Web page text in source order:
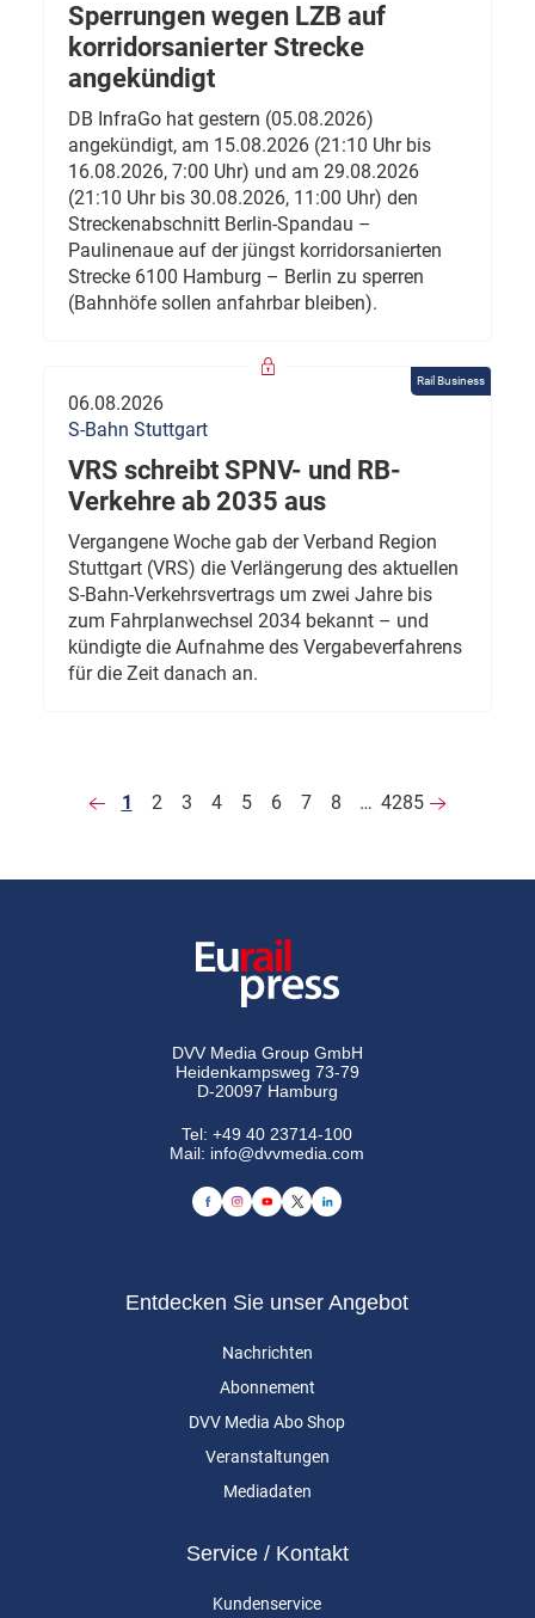
Sperrungen wegen LZB auf
korridorsanierter Strecke
angekündigt
DB InfraGo hat gestern (05.08.2026)
angekündigt, am 15.08.2026 (21:10 Uhr bis
16.08.2026, 7:00 Uhr) und am 29.08.2026
(21:10 Uhr bis 30.08.2026, 11:00 Uhr) den
Streckenabschnitt Berlin-Spandau –
Paulinenaue auf der jüngst korridorsanierten
Strecke 6100 Hamburg – Berlin zu sperren
(Bahnhöfe sollen anfahrbar bleiben).
Rail Business
06.08.2026
S-Bahn Stuttgart
VRS schreibt SPNV- und RB-
Verkehre ab 2035 aus
Vergangene Woche gab der Verband Region
Stuttgart (VRS) die Verlängerung des aktuellen
S-Bahn-Verkehrsvertrags um zwei Jahre bis
zum Fahrplanwechsel 2034 bekannt – und
kündigte die Aufnahme des Vergabeverfahrens
für die Zeit danach an.
1 2 3 4 5 6 7 8 … 4285
DVV Media Group GmbH
Heidenkampsweg 73-79
D-20097 Hamburg
Tel:+49 40 23714-100
Mail: info@dvvmedia.com
Entdecken Sie unser Angebot
Nachrichten
Abonnement
DVV Media Abo Shop
Veranstaltungen
Mediadaten
Service / Kontakt
Kundenservice